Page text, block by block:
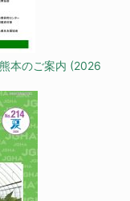
本のご案内 (2026